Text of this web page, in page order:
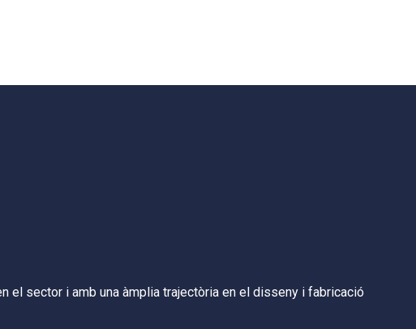
el sector i amb una àmplia trajectòria en el disseny i fabricació